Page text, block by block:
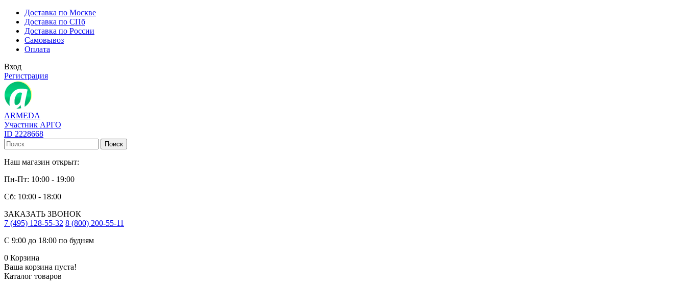
Доставка по Москве
Доставка по СПб
Доставка по России
Самовывоз
Оплата
Вход
Регистрация
ARMEDA
Участник АРГО
ID 2228668
Поиск
Наш магазин открыт:
Пн-Пт: 10:00 - 19:00
Сб: 10:00 - 18:00
ЗАКАЗАТЬ ЗВОНОК
7 (495) 128-55-32 8 (800) 200-55-11
С 9:00 до 18:00 по будням
0 Корзина
Ваша корзина пуста!
Каталог товаров